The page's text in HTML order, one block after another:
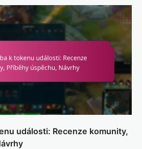
události: Recenze komunity,